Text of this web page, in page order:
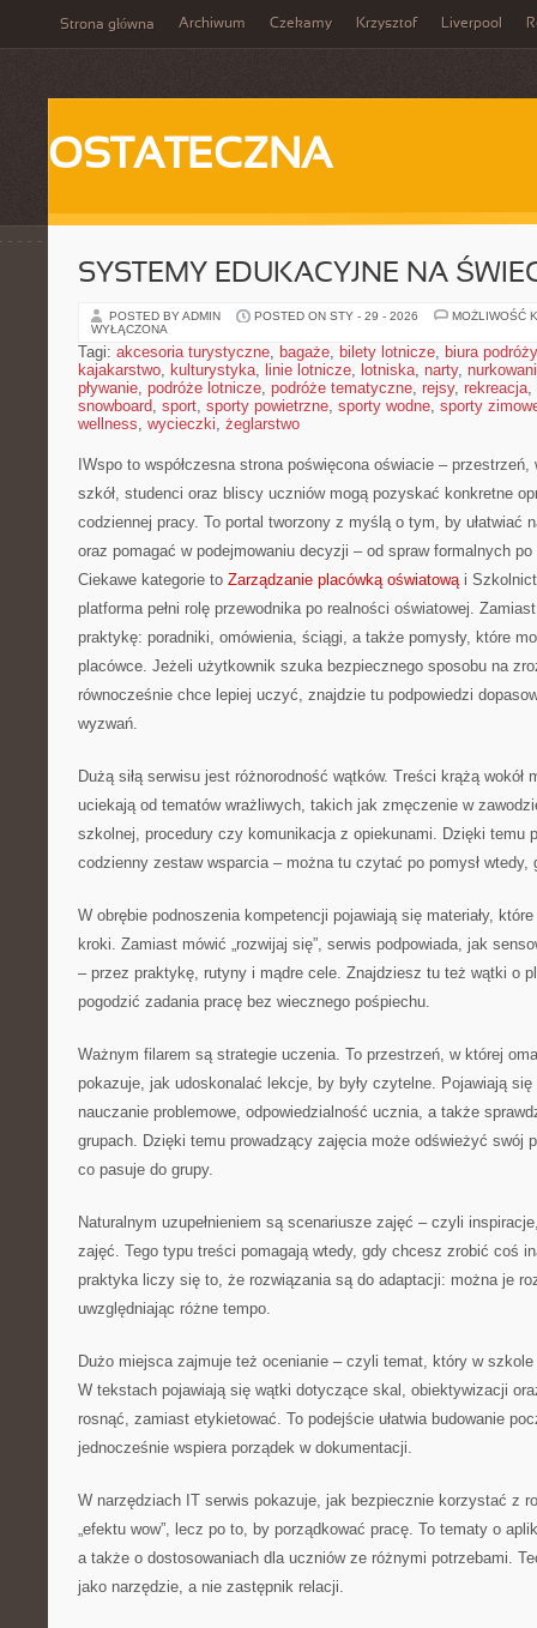
Strona główna Archiwum Czekamy Krzysztof Liverpool
OSTATECZNA
SYSTEMY EDUKACYJNE NA
POSTED BY ADMIN POSTED ON STY - 29 - 2026
MOŻLIWOŚĆ
WYŁĄCZONA
Tagi: akcesoria turystyczne, bagaże, bilety lotnicze, biura podróży
kajakarstwo, kulturystyka, linie lotnicze, lotniska, narty,
pływanie, podróże lotnicze, podróże tematyczne, rejsy, rekreacja,
snowboard, sport, sporty powietrzne, sporty wodne, sporty
wellness, wycieczki, żeglarstwo
IWspo to współczesna strona poświęcona oświacie –
szkół, studenci oraz bliscy uczniów mogą pozyskać konkretne
codziennej pracy. To portal tworzony z myślą o tym, by ułatwiać
oraz pomagać w podejmowaniu decyzji – od spraw formalnych
Ciekawe kategorie to Zarządzanie placówką oświatowąi
platforma pełni rolę przewodnika po realności oświatowej.
praktykę: poradniki, omówienia, ściągi, a także pomysły, które
placówce. Jeżeli użytkownik szuka bezpiecznego sposobu na
równocześnie chce lepiej uczyć, znajdzie tu podpowiedzi
wyzwań.
Dużą siłą serwisu jest różnorodność wątków. Treści krążą wokół
uciekają od tematów wrażliwych, takich jak zmęczenie w
szkolnej, procedury czy komunikacja z opiekunami. Dzięki temu
codzienny zestaw wsparcia – można tu czytać po pomysł wtedy,
W obrębie podnoszenia kompetencji pojawiają się materiały,
kroki. Zamiast mówić „rozwijaj się”, serwis podpowiada, jak
– przez praktykę, rutyny i mądre cele. Znajdziesz tu też wątki o
pogodzić zadania pracę bez wiecznego pośpiechu.
Ważnym filarem są strategie uczenia. To przestrzeń, w której
pokazuje, jak udoskonalać lekcje, by były czytelne. Pojawiają
nauczanie problemowe, odpowiedzialność ucznia, a także
grupach. Dzięki temu prowadzący zajęcia może odświeżyć swój
co pasuje do grupy.
Naturalnym uzupełnieniem są scenariusze zajęć – czyli
zajęć. Tego typu treści pomagają wtedy, gdy chcesz zrobić coś
praktyka liczy się to, że rozwiązania są do adaptacji: można je
uwzględniając różne tempo.
Dużo miejsca zajmuje też ocenianie – czyli temat, który w szkole
W tekstach pojawiają się wątki dotyczące skal, obiektywizacji
rosnąć, zamiast etykietować. To podejście ułatwia budowanie
jednocześnie wspiera porządek w dokumentacji.
W narzędziach IT serwis pokazuje, jak bezpiecznie korzystać z
„efektu wow”, lecz po to, by porządkować pracę. To tematy o
a także o dostosowaniach dla uczniów ze różnymi potrzebami.
jako narzędzie, a nie zastępnik relacji.